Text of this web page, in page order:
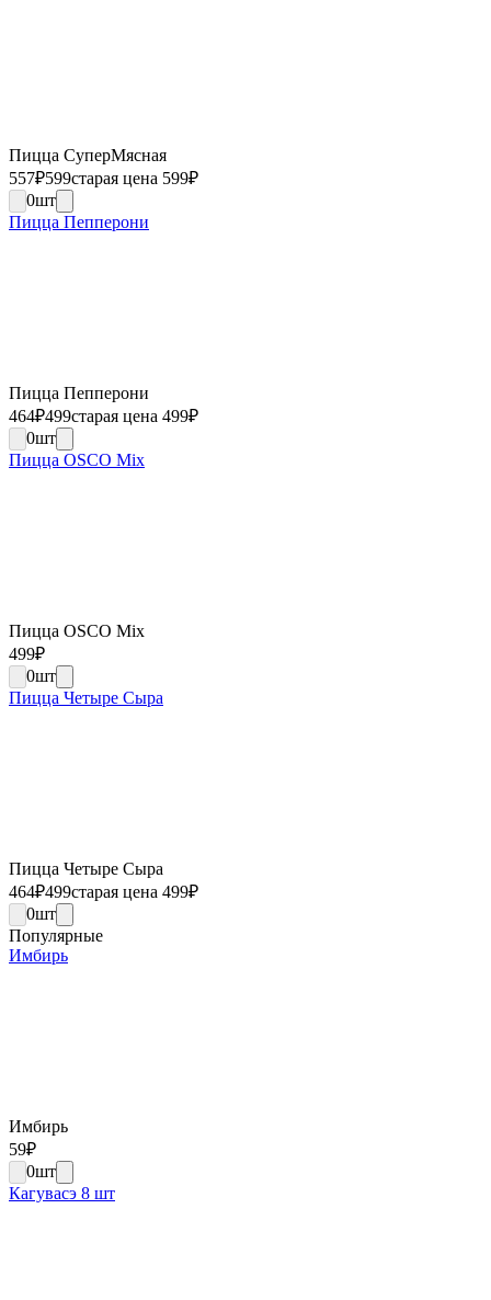
Пицца СуперМясная
557₽599старая цена 599₽
0шт
Пицца Пепперони
Пицца Пепперони
464₽499старая цена 499₽
0шт
Пицца OSCO Mix
Пицца OSCO Mix
499₽
0шт
Пицца Четыре Сыра
Пицца Четыре Сыра
464₽499старая цена 499₽
0шт
Популярные
Имбирь
Имбирь
59₽
0шт
Кагувасэ 8 шт